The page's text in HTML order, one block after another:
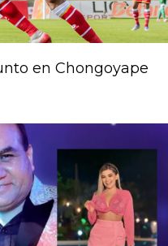
en Chongoyape